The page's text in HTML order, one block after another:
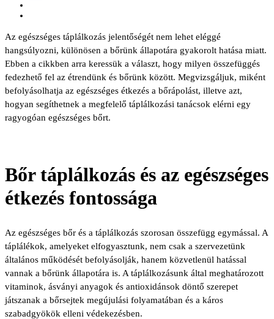
Az egészséges táplálkozás jelentőségét nem lehet eléggé
hangsúlyozni, különösen a bőrünk állapotára gyakorolt hatása miatt.
Ebben a cikkben arra keressük a választ, hogy milyen összefüggés
fedezhető fel az étrendünk és bőrünk között. Megvizsgáljuk, miként
befolyásolhatja az egészséges étkezés a bőrápolást, illetve azt,
hogyan segíthetnek a megfelelő táplálkozási tanácsok elérni egy
ragyogóan egészséges bőrt.
Bőr táplálkozás és az egészséges
étkezés fontossága
Az egészséges bőr és a táplálkozás szorosan összefügg egymással. A
táplálékok, amelyeket elfogyasztunk, nem csak a szervezetünk
általános működését befolyásolják, hanem közvetlenül hatással
vannak a bőrünk állapotára is. A táplálkozásunk által meghatározott
vitaminok, ásványi anyagok és antioxidánsok döntő szerepet
játszanak a bőrsejtek megújulási folyamatában és a káros
szabadgyökök elleni védekezésben.